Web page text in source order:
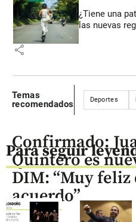
¿Tiene una
las nuevas
share
Temas
recomendados
Deportes
Para seguir
Confirmado:
Quintero es
DIM: “Muy feliz
acuerdo”